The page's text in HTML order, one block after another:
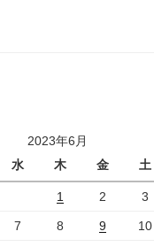
2023年6月
水
木 金 土
1 2 3
7 8 9 10